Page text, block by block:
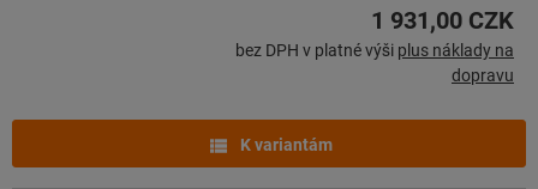
1 931,00 CZK
bez DPH v platné výši plus náklady na
dopravu
K variantám